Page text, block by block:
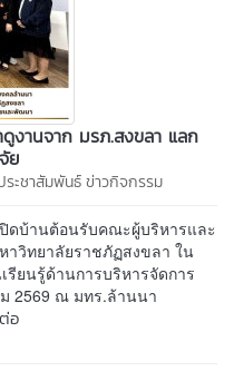
งานจาก มรภ.สงขลา แลก
ย
ระชาสัมพันธ์ข่าวกิจกรรม
ดบ้านต้อนรับคณะผู้บริหารและ
วิทยาลัยราชภัฏสงขลา ใน
รียนรู้ด้านการบริหารจัดการ
2569 ณ มทร.ล้านนา
อ